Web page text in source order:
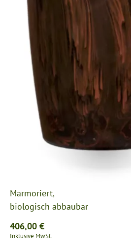
Marmoriert,
biologisch abbaubar
406,00 €
Inklusive MwSt.